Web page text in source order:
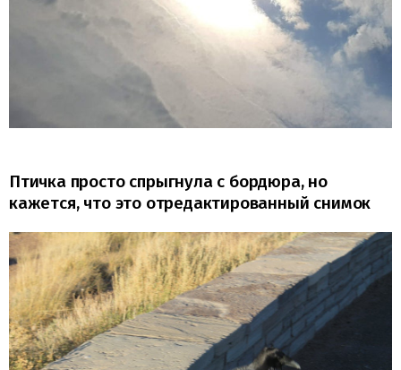
Птичка просто спрыгнула с бордюра, но
кажется, что это отредактированный снимок